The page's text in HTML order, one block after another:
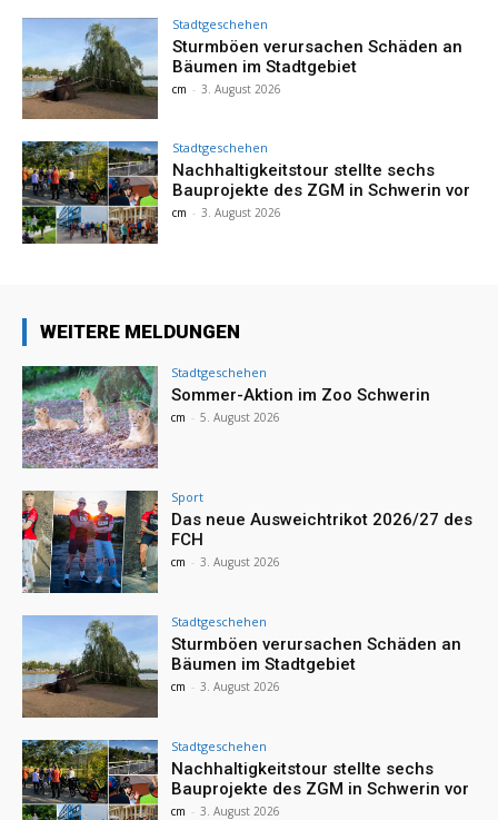
Stadtgeschehen
Sturmböen verursachen Schäden an
Bäumen im Stadtgebiet
cm - 3. August 2026
Stadtgeschehen
Nachhaltigkeitstour stellte sechs
Bauprojekte des ZGM in Schwerin vor
cm - 3. August 2026
WEITERE MELDUNGEN
Stadtgeschehen
Sommer-Aktion im Zoo Schwerin
cm - 5. August 2026
Sport
Das neue Ausweichtrikot 2026/27 des
FCH
cm - 3. August 2026
Stadtgeschehen
Sturmböen verursachen Schäden an
Bäumen im Stadtgebiet
cm - 3. August 2026
Stadtgeschehen
Nachhaltigkeitstour stellte sechs
Bauprojekte des ZGM in Schwerin vor
cm - 3. August 2026